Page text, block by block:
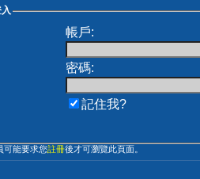
帳戶:
密碼:
記住我?
可能要求您註冊後才可瀏覽此頁面。